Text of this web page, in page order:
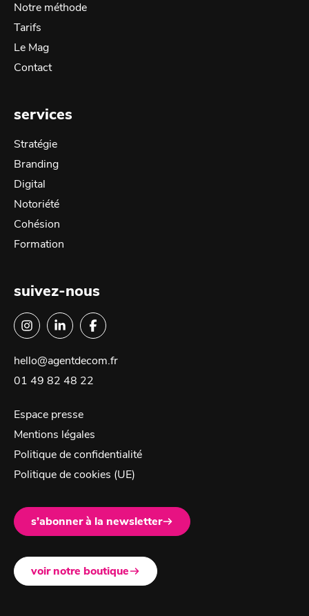
Notre méthode
Tarifs
Le Mag
Contact
services
Stratégie
Branding
Digital
Notoriété
Cohésion
Formation
suivez-nous
hello@agentdecom.fr
01 49 82 48 22
Espace presse
Mentions légales
Politique de confidentialité
Politique de cookies (UE)
s’abonner à la newsletter
voir notre boutique